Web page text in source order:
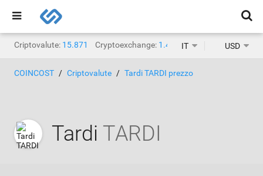
Criptovalute: 15.871 Cryptoexchange: 1.468 IT USD
COINCOST Criptovalute Tardi TARDI prezzo
Tardi TARDI